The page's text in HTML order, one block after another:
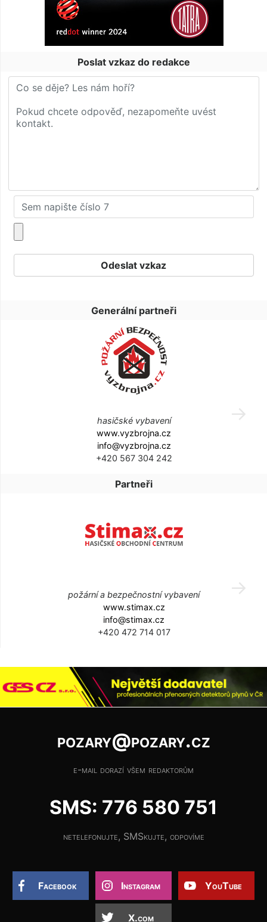
Poslat vzkaz do redakce
Generální partneři
hasičské vybavení
www.vyzbrojna.cz
info@vyzbrojna.cz
+420 567 304 242
Partneři
požární a bezpečnostní vybavení
www.stimax.cz
info@stimax.cz
+420 472 714 017
pozary@pozary.cz
e-mail dorazí všem redaktorům
SMS: 776 580 751
netelefonujte, SMSkujte, odpovíme
Facebook Instagram YouTube
X.com